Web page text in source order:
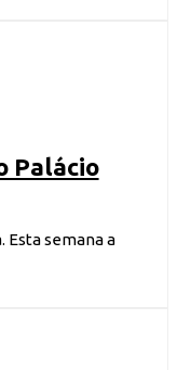
Palácio
Esta semana a